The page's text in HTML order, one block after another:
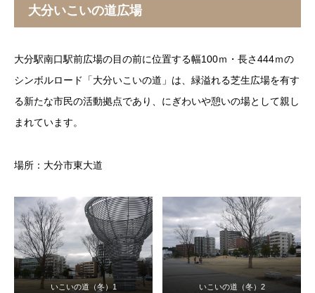
大分いこいの道広場
大分駅南口駅前広場の目の前に位置する幅100ｍ・長さ444ｍの
シンボルロード「大分いこいの道」は、緑溢れる芝生広場を有す
る新たな市民の活動拠点であり、にぎわいや憩いの場として親し
まれています。
場所：大分市東大道
いこいの道（冬）1 いこいの道（冬）2